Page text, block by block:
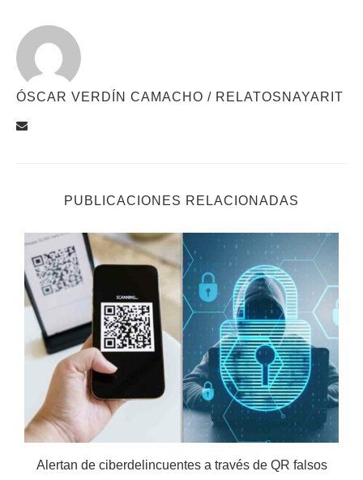
ÓSCAR VERDÍN CAMACHO / RELATOSNAYARIT
PUBLICACIONES RELACIONADAS
Alertan de ciberdelincuentes a través de QR falsos